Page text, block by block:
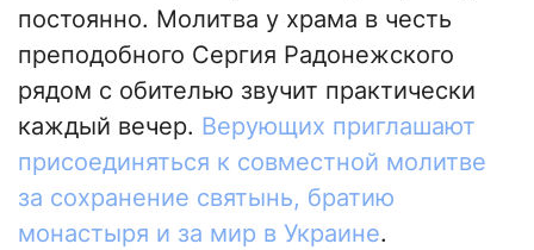
постоянно. Молитва у храма в честь
преподобного Сергия Радонежского
рядом с обителью звучит практически
каждый вечер. Верующих приглашают
присоединяться к совместной молитве
за сохранение святынь, братию
монастыря и за мир в Украине.